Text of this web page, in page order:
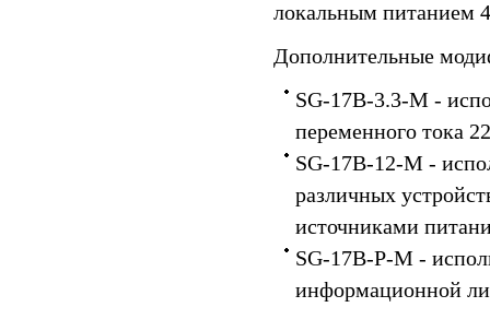
локальным питанием
Дополнительные
SG-17B-3.3-M -
переменного тока
SG-17B-12-M -
различных
источниками
SG-17B-P-M -
информационной